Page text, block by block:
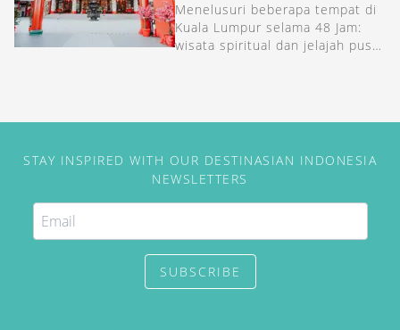
Menelusuri beberapa tempat di
Kuala Lumpur selama 48 Jam:
wisata spiritual dan jelajah pusat
STAY INSPIRED WITH OUR DESTINASIAN INDONESIA
NEWSLETTERS
SUBSCRIBE